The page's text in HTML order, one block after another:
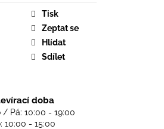
Tisk
Zeptat se
Hlídat
Sdílet
doba
/ Pá: 10:00 - 19:00
10:00 - 15:00